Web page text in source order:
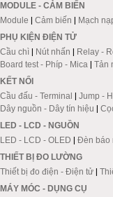
MODULE - CẢM BIẾN
Module | Cảm biến | Mạch
PHỤ KIỆN ĐIỆN TỬ
Cầu chì | Nút nhấn | Relay -
Board test - Phíp - Mica | Tản
KẾT NỐI
Cầu đấu - Terminal | Jump -
Dây nguồn - Dây tín hiệu |
LED - LCD - NGUỒN
LED - LCD - OLED | Đèn báo
THIẾT BỊ ĐO LƯỜNG
Thiết bị đo điện - Điện tử |
MÁY MÓC - DỤNG CỤ